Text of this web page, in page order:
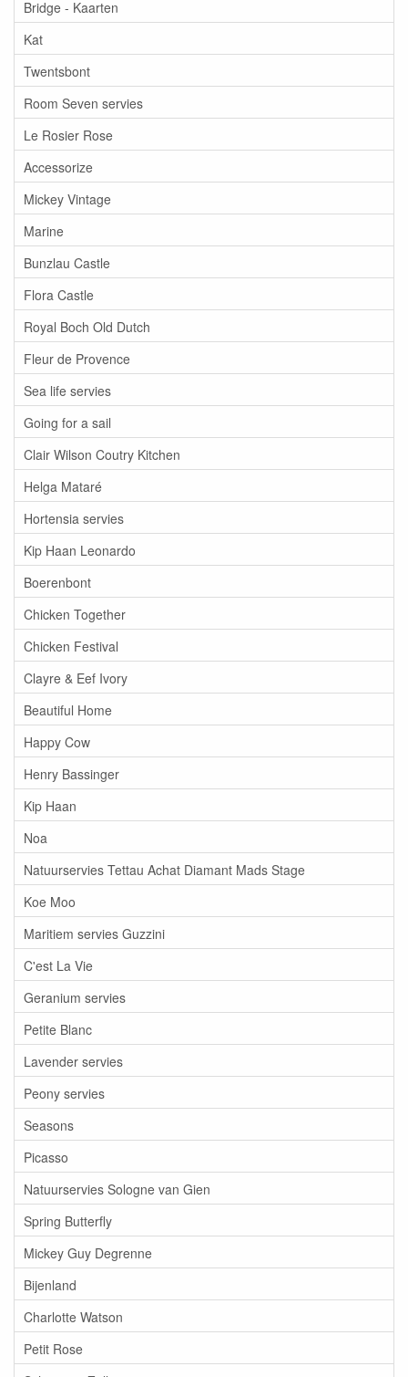
Bridge - Kaarten
Kat
Twentsbont
Room Seven servies
Le Rosier Rose
Accessorize
Mickey Vintage
Marine
Bunzlau Castle
Flora Castle
Royal Boch Old Dutch
Fleur de Provence
Sea life servies
Going for a sail
Clair Wilson Coutry Kitchen
Helga Mataré
Hortensia servies
Kip Haan Leonardo
Boerenbont
Chicken Together
Chicken Festival
Clayre & Eef Ivory
Beautiful Home
Happy Cow
Henry Bassinger
Kip Haan
Noa
Natuurservies Tettau Achat Diamant Mads Stage
Koe Moo
Maritiem servies Guzzini
C'est La Vie
Geranium servies
Petite Blanc
Lavender servies
Peony servies
Seasons
Picasso
Natuurservies Sologne van Gien
Spring Butterfly
Mickey Guy Degrenne
Bijenland
Charlotte Watson
Petit Rose